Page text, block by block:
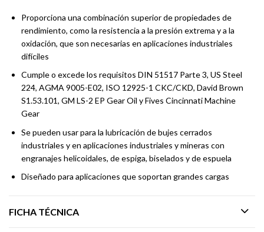
Proporciona una combinación superior de propiedades de
rendimiento, como la resistencia a la presión extrema y a la
oxidación, que son necesarias en aplicaciones industriales
difíciles
Cumple o excede los requisitos DIN 51517 Parte 3, US Steel
224, AGMA 9005-E02, ISO 12925-1 CKC/CKD, David Brown
S1.53.101, GM LS-2 EP Gear Oil y Fives Cincinnati Machine
Gear
Se pueden usar para la lubricación de bujes cerrados
industriales y en aplicaciones industriales y mineras con
engranajes helicoidales, de espiga, biselados y de espuela
Diseñado para aplicaciones que soportan grandes cargas
FICHA TÉCNICA